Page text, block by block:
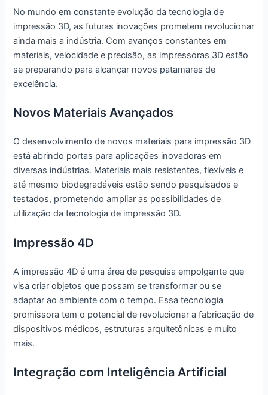
No mundo em constante evolução da tecnologia de
impressão 3D, as futuras inovações prometem revolucionar
ainda mais a indústria. Com avanços constantes em
materiais, velocidade e precisão, as impressoras 3D estão
se preparando para alcançar novos patamares de
excelência.
Novos Materiais Avançados
O desenvolvimento de novos materiais para impressão 3D
está abrindo portas para aplicações inovadoras em
diversas indústrias. Materiais mais resistentes, flexíveis e
até mesmo biodegradáveis estão sendo pesquisados e
testados, prometendo ampliar as possibilidades de
utilização da tecnologia de impressão 3D.
Impressão 4D
A impressão 4D é uma área de pesquisa empolgante que
visa criar objetos que possam se transformar ou se
adaptar ao ambiente com o tempo. Essa tecnologia
promissora tem o potencial de revolucionar a fabricação de
dispositivos médicos, estruturas arquitetônicas e muito
mais.
Integração com Inteligência Artificial